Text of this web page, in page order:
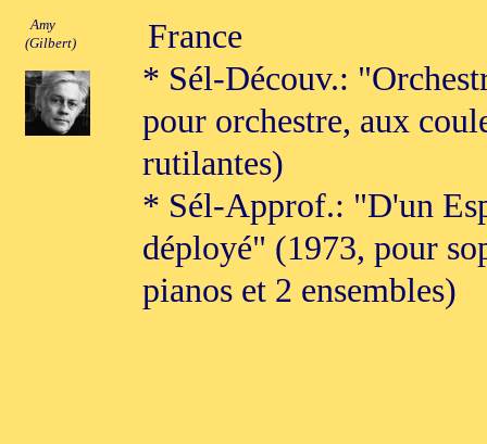
Amy
(Gilbert)
France
* Sél-Découv.:
pour orchestre, aux
rutilantes)
* Sél-Approf.: "D'un
déployé" (1973, pour
pianos et 2 ensembles)